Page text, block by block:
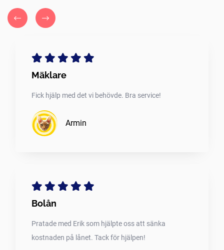
Mäklare
Fick hjälp med det vi behövde. Bra service!
Armin
Bolån
Pratade med Erik som hjälpte oss att sänka
kostnaden på lånet. Tack för hjälpen!